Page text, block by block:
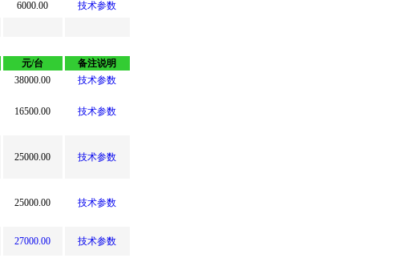
6000.00 技术参数
元/台
备注说明
38000.00 技术参数
16500.00 技术参数
25000.00 技术参数
25000.00 技术参数
27000.00 技术参数